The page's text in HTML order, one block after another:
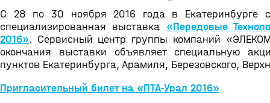
С 28 по 30 ноября 2016 года в Екатеринбурге
специализированная выставка «Передовые
2016». Сервисный центр группы компаний
окончания выставки объявляет специальную
пунктов Екатеринбурга, Арамиля, Березовского,
Пригласительный билет на «ПТА-Урал 2016»